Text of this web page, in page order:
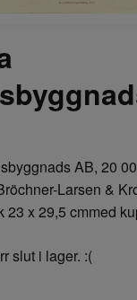
AB, 20
Larsen &
23 x 29,5 cmmed
slut i lager. :(